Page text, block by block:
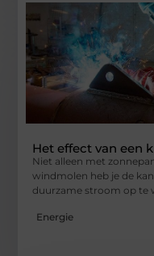
Het effect van een
Niet alleen met
windmolen heb je de
duurzame stroom op te
Energie